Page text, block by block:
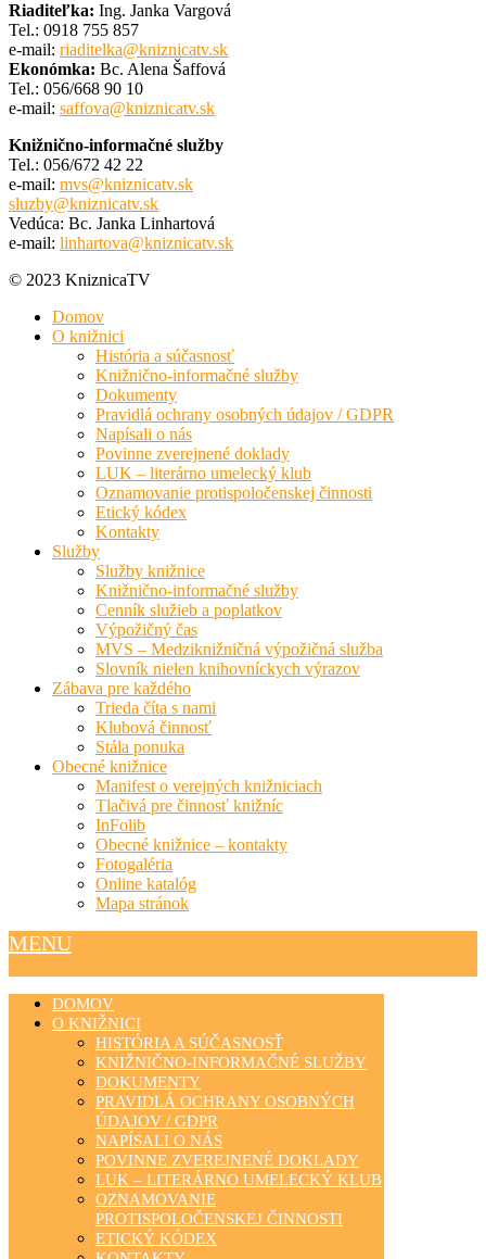
Riaditeľka: Ing. Janka Vargová
Tel.: 0918 755 857
e-mail: riaditelka@kniznicatv.sk
Ekonómka: Bc. Alena Šaffová
Tel.: 056/668 90 10
e-mail: saffova@kniznicatv.sk
Knižnično-informačné služby
Tel.: 056/672 42 22
e-mail: mvs@kniznicatv.sk
sluzby@kniznicatv.sk
Vedúca: Bc. Janka Linhartová
e-mail: linhartova@kniznicatv.sk
© 2023 KniznicaTV
Domov
O knižnici
História a súčasnosť
Knižnično-informačné služby
Dokumenty
Pravidlá ochrany osobných údajov / GDPR
Napísali o nás
Povinne zverejnené doklady
LUK – literárno umelecký klub
Oznamovanie protispoločenskej činnosti
Etický kódex
Kontakty
Služby
Služby knižnice
Knižnično-informačné služby
Cenník služieb a poplatkov
Výpožičný čas
MVS – Medziknižničná výpožičná služba
Slovník nielen knihovníckych výrazov
Zábava pre každého
Trieda číta s nami
Klubová činnosť
Stála ponuka
Obecné knižnice
Manifest o verejných knižniciach
Tlačivá pre činnosť knižníc
InFolib
Obecné knižnice – kontakty
Fotogaléria
Online katalóg
Mapa stránok
MENU
DOMOV
O KNIŽNICI
HISTÓRIA A SÚČASNOSŤ
KNIŽNIČNO-INFORMAČNÉ SLUŽBY
DOKUMENTY
PRAVIDLÁ OCHRANY OSOBNÝCH
ÚDAJOV / GDPR
NAPÍSALI O NÁS
POVINNE ZVEREJNENÉ DOKLADY
LUK – LITERÁRNO UMELECKÝ KLUB
OZNAMOVANIE
PROTISPOLOČENSKEJ ČINNOSTI
ETICKÝ KÓDEX